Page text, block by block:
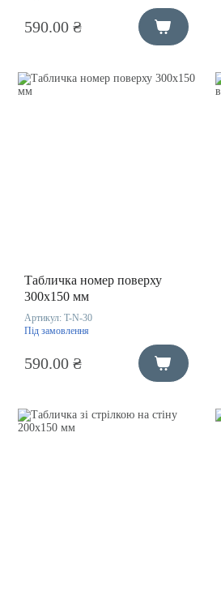
590.00 ₴
Табличка номер поверху
300х150 мм
Артикул: T-N-30
Під замовлення
590.00 ₴